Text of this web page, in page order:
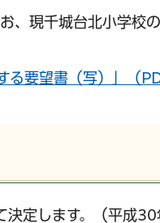
、現千城台北小学校
る要望書（写）」（
定します。（平成30